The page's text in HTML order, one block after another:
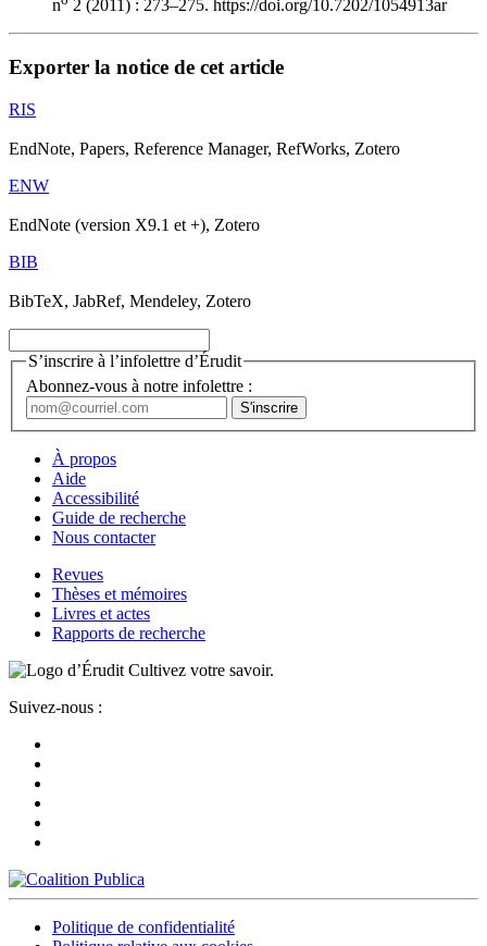
n
2 (2011) : 273–275. https://doi.org/10.7202/1054913ar
Exporter la notice de cet article
RIS
EndNote, Papers, Reference Manager, RefWorks, Zotero
ENW
EndNote (version X9.1 et +), Zotero
BIB
BibTeX, JabRef, Mendeley, Zotero
S’inscrire à l’infolettre d’Érudit
Abonnez-vous à notre infolettre :
À propos
Aide
Accessibilité
Guide de recherche
Nous contacter
Revues
Thèses et mémoires
Livres et actes
Rapports de recherche
Cultivez votre savoir.
Suivez-nous :
Politique de confidentialité